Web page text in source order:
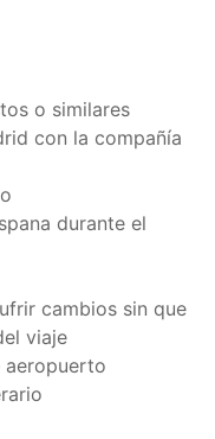
o similares
con la compañía
durante el
cambios sin que
viaje
aeropuerto